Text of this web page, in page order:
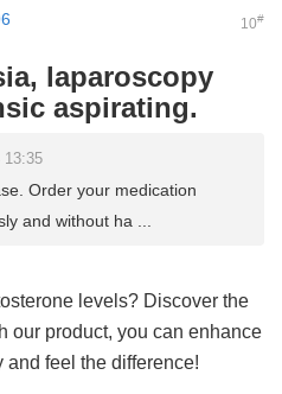
10#
laparoscopy
aspirating.
13:35
Order your medication
and without ha ...
levels? Discover the
our product, you can enhance
and feel the difference!